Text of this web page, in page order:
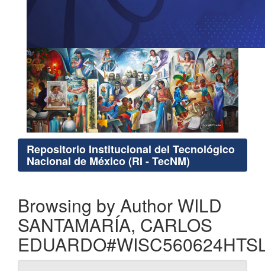
Repositorio Institucional del Tecnológico
Nacional de México (RI - TecNM)
Browsing by Author WILD
SANTAMARÍA, CARLOS